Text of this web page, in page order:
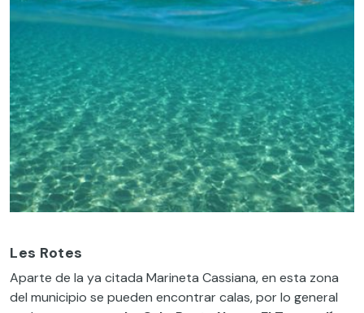
Les Rotes
Aparte de la ya citada Marineta Cassiana, en esta zona
del municipio se pueden encontrar calas, por lo general